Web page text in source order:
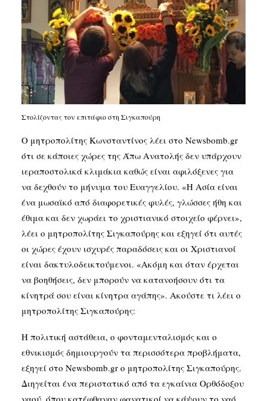
Στολίζοντας τον επιτάφιο στη Σιγκαπούρη
Ο μητροπολίτης Κωνσταντίνος λέει στο Newsbomb.gr
ότι σε κάποιες χώρες της Άπω Ανατολής δεν υπάρχουν
ιεραποστολικά κλιμάκια καθώς είναι αφιλόξενες για
να δεχθούν το μήνυμα του Ευαγγελίου. «H Ασία είναι
ένα μωσαϊκό από διαφορετικές φυλές, γλώσσες ήθη και
έθιμα και δεν χωράει το χριστιανικό στοιχείο φέρνει»,
λέει ο μητροπολίτης Σιγκαπούρης και εξηγεί ότι αυτές
οι χώρες έχουν ισχυρές παραδόσεις και οι Χριστιανοί
είναι δακτυλοδεικτούμενοι. «Ακόμη και όταν έρχεται
να βοηθήσεις, δεν μπορούν να κατανοήσουν ότι τα
κίνητρά σου είναι κίνητρα αγάπης». Ακούστε τι λέει ο
μητροπολίτης Σιγκαπούρης:
Η πολιτική αστάθεια, ο φονταμενταλισμός και ο
εθνικισμός δημιουργούν τα περισσότερα προβλήματα,
εξηγεί στο Newsbomb.gr o μητροπολίτης Σιγκαπούρης.
Διηγείται ένα περιστατικό από τα εγκαίνια Ορθόδοξου